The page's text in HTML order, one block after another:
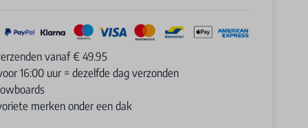
vanaf € 49.95
16:00 uur = dezelfde dag verzonden
merken onder een dak